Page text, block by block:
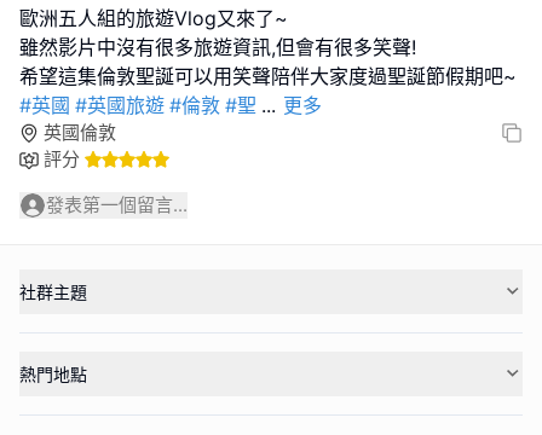
歐洲五人組的旅遊Vlog又來了~
雖然影片中沒有很多旅遊資訊,但會有很多笑聲!
#英國 #英國旅遊 #倫敦 #聖 ... 更多
英國倫敦
評分
發表第一個留言...
社群主題
熱門地點